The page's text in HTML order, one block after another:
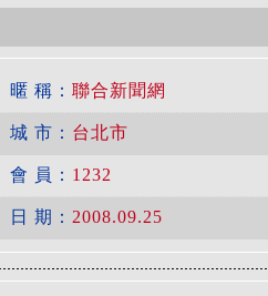
暱 稱：聯合新聞網
城 市： 台北市
會 員： 1232
日 期： 2008.09.25